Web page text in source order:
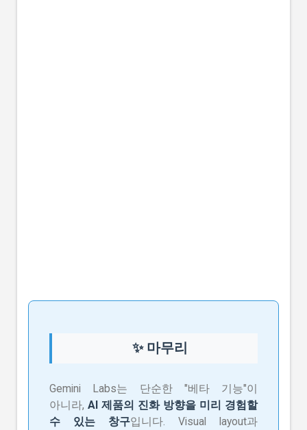
✨ 마무리
Gemini Labs는 단순한 "베타 기능"이
아니라, AI 제품의 진화 방향을 미리 경험할
수 있는 창구입니다. Visual layout과